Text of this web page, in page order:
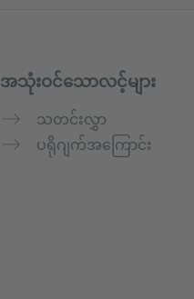
အသုံးဝင်သောလင့်များ
သတင်းလွှာ
ပရိုဂျက်အကြောင်း